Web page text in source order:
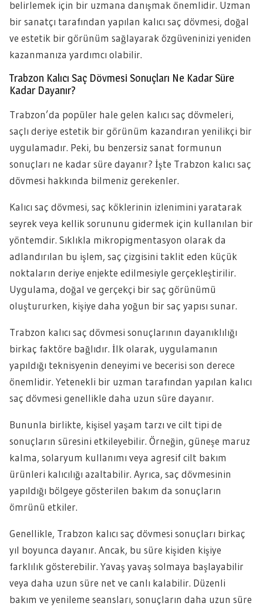
belirlemek için bir uzmana danışmak önemlidir. Uzman
bir sanatçı tarafından yapılan kalıcı saç dövmesi, doğal
ve estetik bir görünüm sağlayarak özgüveninizi yeniden
kazanmanıza yardımcı olabilir.
Trabzon Kalıcı Saç Dövmesi Sonuçları Ne Kadar Süre
Kadar Dayanır?
Trabzon’da popüler hale gelen kalıcı saç dövmeleri,
saçlı deriye estetik bir görünüm kazandıran yenilikçi bir
uygulamadır. Peki, bu benzersiz sanat formunun
sonuçları ne kadar süre dayanır? İşte Trabzon kalıcı saç
dövmesi hakkında bilmeniz gerekenler.
Kalıcı saç dövmesi, saç köklerinin izlenimini yaratarak
seyrek veya kellik sorununu gidermek için kullanılan bir
yöntemdir. Sıklıkla mikropigmentasyon olarak da
adlandırılan bu işlem, saç çizgisini taklit eden küçük
noktaların deriye enjekte edilmesiyle gerçekleştirilir.
Uygulama, doğal ve gerçekçi bir saç görünümü
oluştururken, kişiye daha yoğun bir saç yapısı sunar.
Trabzon kalıcı saç dövmesi sonuçlarının dayanıklılığı
birkaç faktöre bağlıdır. İlk olarak, uygulamanın
yapıldığı teknisyenin deneyimi ve becerisi son derece
önemlidir. Yetenekli bir uzman tarafından yapılan kalıcı
saç dövmesi genellikle daha uzun süre dayanır.
Bununla birlikte, kişisel yaşam tarzı ve cilt tipi de
sonuçların süresini etkileyebilir. Örneğin, güneşe maruz
kalma, solaryum kullanımı veya agresif cilt bakım
ürünleri kalıcılığı azaltabilir. Ayrıca, saç dövmesinin
yapıldığı bölgeye gösterilen bakım da sonuçların
ömrünü etkiler.
Genellikle, Trabzon kalıcı saç dövmesi sonuçları birkaç
yıl boyunca dayanır. Ancak, bu süre kişiden kişiye
farklılık gösterebilir. Yavaş yavaş solmaya başlayabilir
veya daha uzun süre net ve canlı kalabilir. Düzenli
bakım ve yenileme seansları, sonuçların daha uzun süre